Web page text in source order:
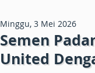
Minggu, 3 Mei 2026
Semen
United